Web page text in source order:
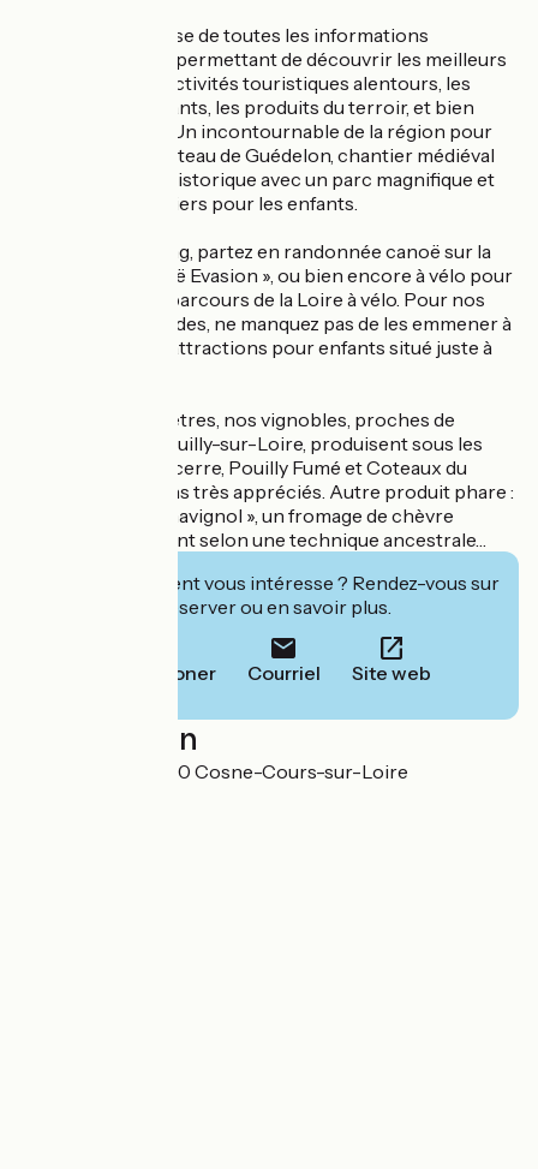
Le camping dispose de toutes les informations
nécessaires vous permettant de découvrir les meilleurs
plans sur les attractivités touristiques alentours, les
meilleurs restaurants, les produits du terroir, et bien
d’autres encore ! Un incontournable de la région pour
les familles, le Château de Guédelon, chantier médiéval
de construction historique avec un parc magnifique et
de nombreux ateliers pour les enfants.
En face du camping, partez en randonnée canoë sur la
Loire avec « Canoë Evasion », ou bien encore à vélo pour
suivre le célèbre parcours de la Loire à vélo. Pour nos
petites têtes blondes, ne manquez pas de les emmener à
O’Parc, un parc d’attractions pour enfants situé juste à
A quelques kilomètres, nos vignobles, proches de
Sancerre et de Pouilly-sur-Loire, produisent sous les
labels A.O.C « Sancerre, Pouilly Fumé et Coteaux du
Giennois », des vins très appréciés. Autre produit phare :
Le « Crottin de Chavignol », un fromage de chèvre
fabriqué localement selon une technique ancestrale…
Cet établissement vous intéresse ? Rendez-vous sur
leur site pour réserver ou en savoir plus.
Téléphoner Courriel Site web
Localisation
Ile de Cosne 58200 Cosne-Cours-sur-Loire